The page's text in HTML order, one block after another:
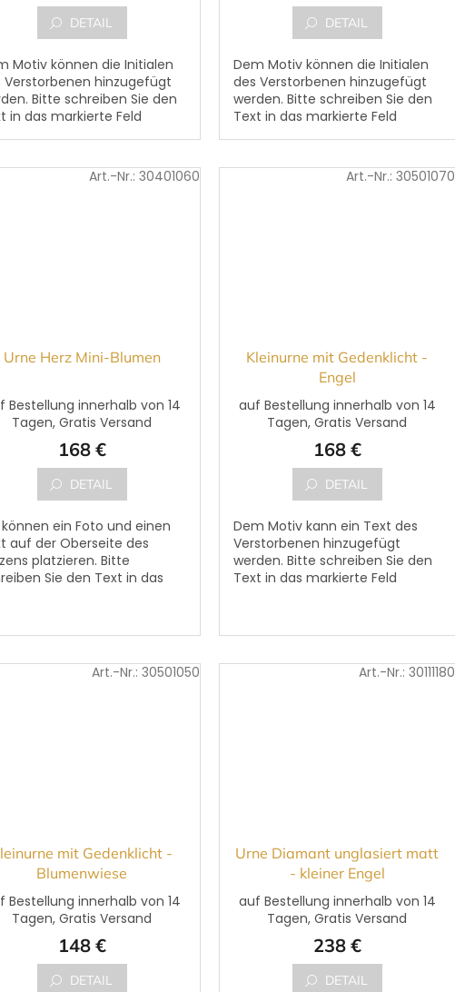
DETAIL
Motiv können die Initialen
Verstorbenen hinzugefügt
Bitte schreiben Sie den
in das markierte Feld
DETAIL
Dem Motiv können die Initialen
des Verstorbenen hinzugefügt
werden. Bitte schreiben Sie den
Text in das markierte Feld
und...
Urne Herz Mini-Blumen
Bestellung innerhalb von 14
Tagen, Gratis Versand
168 €
DETAIL
ein Foto und einen
auf der Oberseite des
platzieren. Bitte
Sie den Text in das
Art.-Nr.: 30401060
Kleinurne mit Gedenklicht -
Engel
auf Bestellung innerhalb von 14
Tagen, Gratis Versand
168 €
DETAIL
Dem Motiv kann ein Text des
Verstorbenen hinzugefügt
werden. Bitte schreiben Sie den
Text in das markierte Feld
Art.-Nr.: 30501070
mit Gedenklicht -
Blumenwiese
Bestellung innerhalb von 14
Tagen, Gratis Versand
148 €
DETAIL
Art.-Nr.: 30501050
Urne Diamant unglasiert matt
- kleiner Engel
auf Bestellung innerhalb von 14
Tagen, Gratis Versand
238 €
DETAIL
Art.-Nr.: 30111180